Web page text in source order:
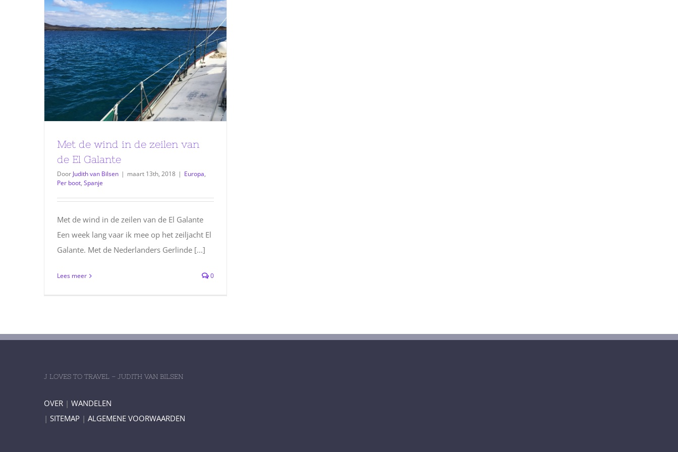
Met de wind in de zeilen van
de El Galante
Door Judith van Bilsen | maart 13th, 2018 | Europa,
Per boot, Spanje
Met de wind in de zeilen van de El Galante
Een week lang vaar ik mee op het zeiljacht El
Galante. Met de Nederlanders Gerlinde [...]
Lees meer 0
J LOVES TO TRAVEL – JUDITH VAN BILSEN
OVER | WANDELEN
| SITEMAP | ALGEMENE VOORWAARDEN